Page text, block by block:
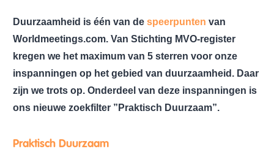
Duurzaamheid is één van de speerpunten van
Worldmeetings.com. Van Stichting MVO-register
kregen we het maximum van 5 sterren voor onze
inspanningen op het gebied van duurzaamheid. Daar
zijn we trots op. Onderdeel van deze inspanningen is
ons nieuwe zoekfilter ”Praktisch Duurzaam”.
Praktisch Duurzaam